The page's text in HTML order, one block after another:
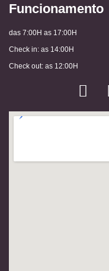
Funcionamento
das 7:00H as 17:00H
Check in: as 14:00H
Check out: as 12:00H